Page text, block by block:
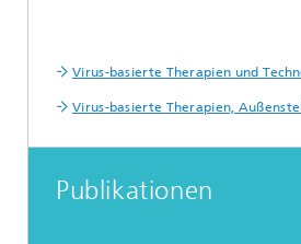
Virus-basierte Therapien und
Virus-basierte Therapien,
Publikationen